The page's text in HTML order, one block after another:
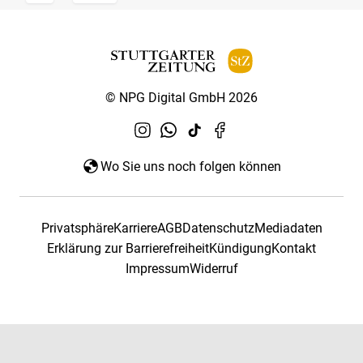
© NPG Digital GmbH 2026
Wo Sie uns noch folgen können
PrivatsphäreKarriereAGBDatenschutzMediadaten
Erklärung zur BarrierefreiheitKündigungKontakt
ImpressumWiderruf